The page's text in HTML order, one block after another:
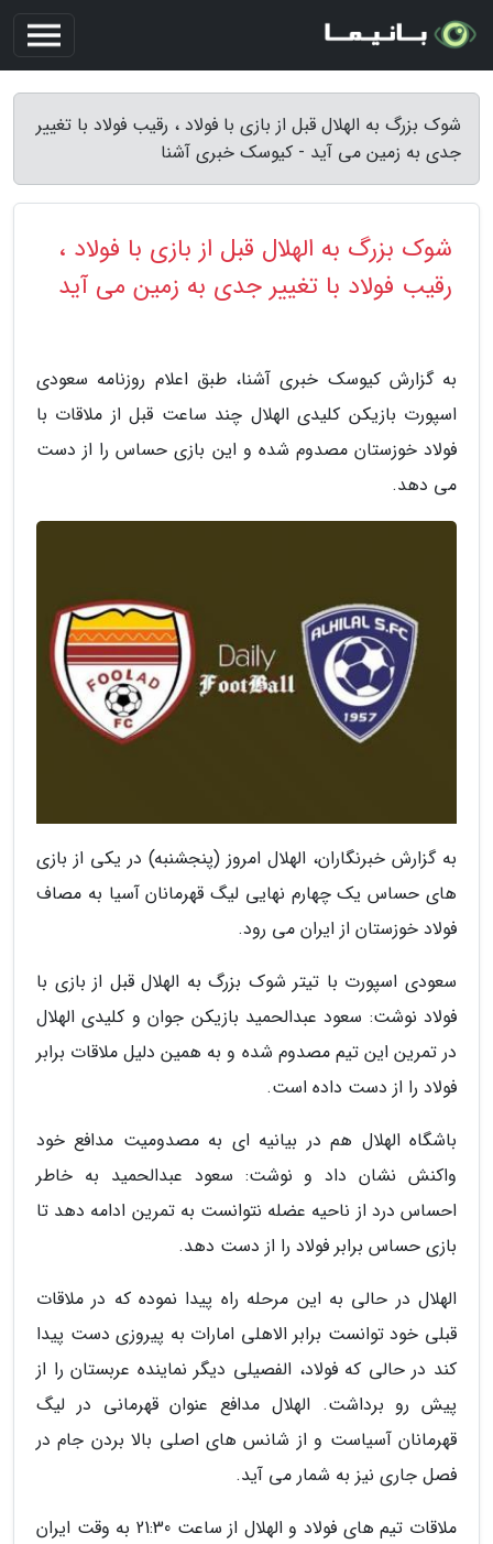
شوک بزرگ به الهلال قبل از بازی با فولاد ، رقیب فولاد با تغییر
جدی به زمین می آید - کیوسک خبری آشنا
شوک بزرگ به الهلال قبل از بازی با فولاد ،
رقیب فولاد با تغییر جدی به زمین می آید
به گزارش کیوسک خبری آشنا، طبق اعلام روزنامه سعودی
اسپورت بازیکن کلیدی الهلال چند ساعت قبل از ملاقات با
فولاد خوزستان مصدوم شده و این بازی حساس را از دست
می دهد.
به گزارش خبرنگاران، الهلال امروز (پنجشنبه) در یکی از بازی
های حساس یک چهارم نهایی لیگ قهرمانان آسیا به مصاف
فولاد خوزستان از ایران می رود.
سعودی اسپورت با تیتر شوک بزرگ به الهلال قبل از بازی با
فولاد نوشت: سعود عبدالحمید بازیکن جوان و کلیدی الهلال
در تمرین این تیم مصدوم شده و به همین دلیل ملاقات برابر
فولاد را از دست داده است.
باشگاه الهلال هم در بیانیه ای به مصدومیت مدافع خود
واکنش نشان داد و نوشت: سعود عبدالحمید به خاطر
احساس درد از ناحیه عضله نتوانست به تمرین ادامه دهد تا
بازی حساس برابر فولاد را از دست دهد.
الهلال در حالی به این مرحله راه پیدا نموده که در ملاقات
قبلی خود توانست برابر الاهلی امارات به پیروزی دست پیدا
کند در حالی که فولاد، الفصیلی دیگر نماینده عربستان را از
پیش رو برداشت. الهلال مدافع عنوان قهرمانی در لیگ
قهرمانان آسیاست و از شانس های اصلی بالا بردن جام در
فصل جاری نیز به شمار می آید.
ملاقات تیم های فولاد و الهلال از ساعت 21:30 به وقت ایران